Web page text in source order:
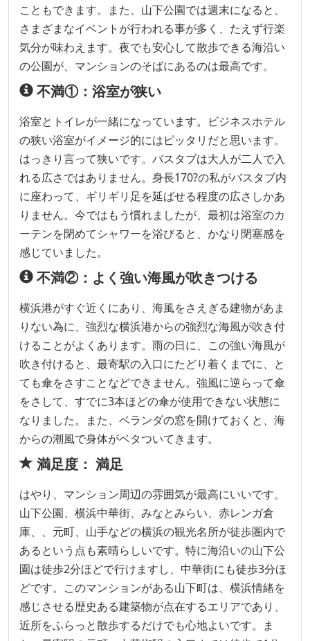
こともできます。また、山下公園では週末になると、
さまざまなイベントが行われる事が多く、たえず行楽
気分が味わえます。夜でも安心して散歩できる海沿い
の公園が、マンションのそばにあるのは最高です。
不満①：浴室が狭い
浴室とトイレが一緒になっています。ビジネスホテル
の狭い浴室がイメージ的にはピッタリだと思います。
はっきり言って狭いです。バスタブは大人が二人で入
れる広さではありません。身長170?の私がバスタブ内
に座わって、ギリギリ足を延ばせる程度の広さしかあ
りません。今ではもう慣れましたが、最初は浴室のカ
ーテンを閉めてシャワーを浴びると、かなり閉塞感を
感じていました。
不満②：よく強い海風が吹きつける
横浜港がすぐ近くにあり、海風をさえぎる建物があま
りない為に、強烈な横浜港からの強烈な海風が吹き付
けることがよくあります。雨の日に、この強い海風が
吹き付けると、最寄駅の入口にたどり着くまでに、と
ても傘をさすことなどできません。強風に逆らって傘
をさして、すでに3本ほどの傘が使用できない状態に
なりました。また、ベランダの窓を開けておくと、海
からの潮風で身体がベタついてきます。
満足度： 満足
はやり、マンション周辺の雰囲気が最高にいいです。
山下公園、横浜中華街、みなとみらい、赤レンガ倉
庫、、元町、山手などの横浜の観光名所が徒歩圏内で
あるという点も素晴らしいです。特に海沿いの山下公
園は徒歩2分ほどで行けますし、中華街にも徒歩3分ほ
どです。このマンションがある山下町は、横浜情緒を
感じさせる歴史ある建築物が点在するエリアであり、
近所をふらっと散歩するだけでも心地よいです。ま